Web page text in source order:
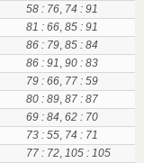
58 : 76, 74 : 91
81 : 66, 85 : 91
86 : 79, 85 : 84
86 : 91, 90 : 83
79 : 66, 77 : 59
80 : 89, 87 : 87
69 : 84, 62 : 70
73 : 55, 74 : 71
77 : 72, 105 : 105